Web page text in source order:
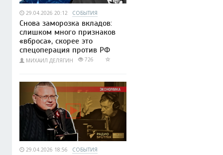
29.04.2026 20:12 СОБЫТИЯ
Снова заморозка вкладов:
слишком много признаков
«вброса», скорее это
спецоперация против РФ
МИХАИЛ ДЕЛЯГИН 726
29.04.2026 18:56 СОБЫТИЯ